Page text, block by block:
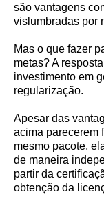
são vantagens
vislumbradas por
Mas o que fazer
metas? A
investimento em
regularização.
Apesar das
acima parecerem
mesmo pacote,
de maneira
partir da
obtenção da